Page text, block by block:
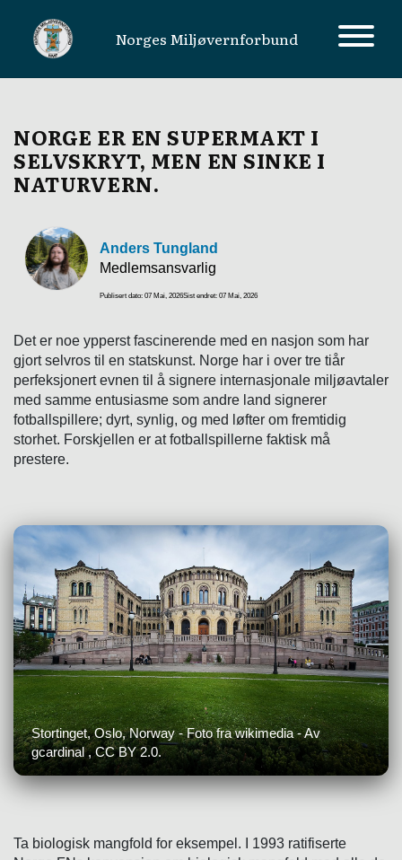
MAIN NAVIGATIONNorges Miljøvernforbund
NORGE ER EN SUPERMAKT I
SELVSKRYT, MEN EN SINKE I
NATURVERN.
Anders Tungland
Medlemsansvarlig
Publisert dato: 07 Mai, 2026Sist endret: 07 Mai, 2026
Det er noe ypperst fascinerende med en nasjon som har
gjort selvros til en statskunst. Norge har i over tre tiår
perfeksjonert evnen til å signere internasjonale miljøavtaler
med samme entusiasme som andre land signerer
fotballspillere; dyrt, synlig, og med løfter om fremtidig
storhet. Forskjellen er at fotballspillerne faktisk må
prestere.
Stortinget, Oslo, Norway - Foto fra wikimedia - Av
gcardinal , CC BY 2.0.
Ta biologisk mangfold for eksempel. I 1993 ratifiserte